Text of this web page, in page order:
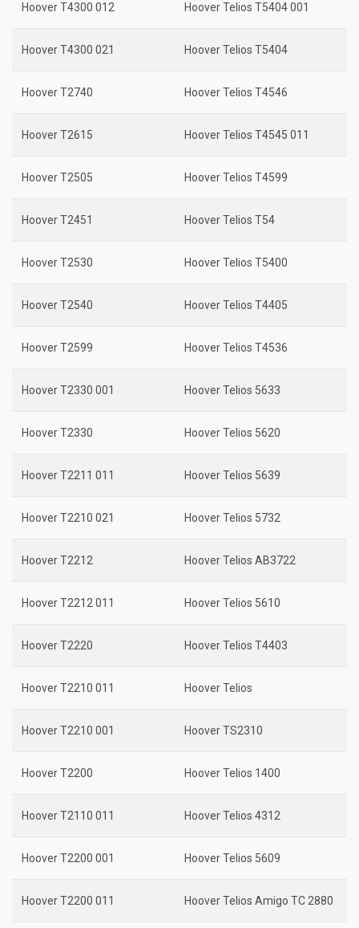
Hoover T4300 012 Hoover Telios T5404 001
Hoover T4300 021 Hoover Telios T5404
Hoover T2740 Hoover Telios T4546
Hoover T2615 Hoover Telios T4545 011
Hoover T2505 Hoover Telios T4599
Hoover T2451 Hoover Telios T54
Hoover T2530 Hoover Telios T5400
Hoover T2540 Hoover Telios T4405
Hoover T2599 Hoover Telios T4536
Hoover T2330 001 Hoover Telios 5633
Hoover T2330 Hoover Telios 5620
Hoover T2211 011 Hoover Telios 5639
Hoover T2210 021 Hoover Telios 5732
Hoover T2212 Hoover Telios AB3722
Hoover T2212 011 Hoover Telios 5610
Hoover T2220 Hoover Telios T4403
Hoover T2210 011 Hoover Telios
Hoover T2210 001 Hoover TS2310
Hoover T2200 Hoover Telios 1400
Hoover T2110 011 Hoover Telios 4312
Hoover T2200 001 Hoover Telios 5609
Hoover T2200 011 Hoover Telios Amigo TC 2880